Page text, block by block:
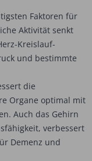
Faktoren für
­Aktivität senkt
Kreislauf-
und bestimmte
die
Organe optimal mit
Auch das Gehirn
verbessert
Demenz und